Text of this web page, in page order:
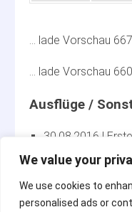
We value your
We use cookies to
personalised ads or
… lade Vorschau
… lade Vorschau
30.08.2016
15.01.2017
01.07.2017
08.07.2017